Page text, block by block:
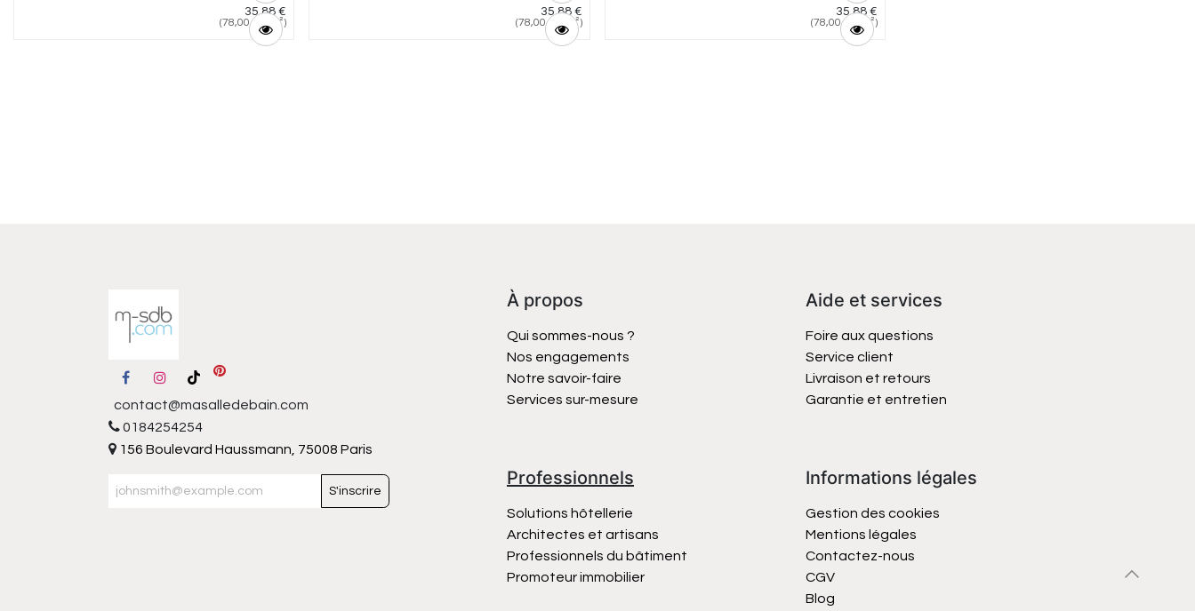
35,88 €
(78,00€ / m²)
35,88€
(78,00€ / m²)
35,88 €
(78,00€ / m²)
contact@masalledebain.com
0184254254
156 Boulevard Haussmann, 75008 Paris
S'inscrire
Professionnels
Solutions hôtellerie
Architectes et artisans
Professionnels du bâtiment
Promoteur immobilier
À propos
Qui sommes-nous ?
Nos engagements
Notre savoir-faire
Services sur-mesure
Aide et services
Foire aux questions
Service client
Livraison et retours
Garantie et entretien
Informations légales
Gestion des cookies
Mentions légales
Contactez-nous
CGV
Blog